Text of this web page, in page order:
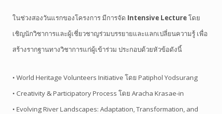
ในช่วงสองวันแรกของโครงการ มีการจัด Intensive Lectureโดย
เชิญนักวิชาการและผู้เชี่ยวชาญร่วมบรรยายและแลกเปลี่ยนความรู้ เพื่อ
สร้างรากฐานทางวิชาการแก่ผู้เข้าร่วม ประกอบด้วยหัวข้อดังนี้
• World Heritage Volunteers Initiative โดย Patiphol Yodsurang
• Creativity & Participatory Process โดย Aracha Krasae-in
• Evolving River Landscapes: Adaptation, Transformation, and